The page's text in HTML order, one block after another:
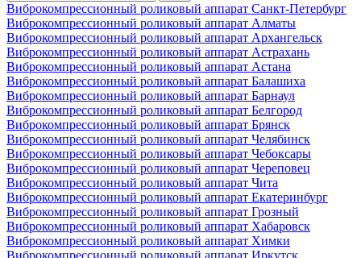
Виброкомпрессионный роликовый аппарат Санкт-Петербург
Виброкомпрессионный роликовый аппарат Алматы
Виброкомпрессионный роликовый аппарат Архангельск
Виброкомпрессионный роликовый аппарат Астрахань
Виброкомпрессионный роликовый аппарат Астана
Виброкомпрессионный роликовый аппарат Балашиха
Виброкомпрессионный роликовый аппарат Барнаул
Виброкомпрессионный роликовый аппарат Белгород
Виброкомпрессионный роликовый аппарат Брянск
Виброкомпрессионный роликовый аппарат Челябинск
Виброкомпрессионный роликовый аппарат Чебоксары
Виброкомпрессионный роликовый аппарат Череповец
Виброкомпрессионный роликовый аппарат Чита
Виброкомпрессионный роликовый аппарат Екатеринбург
Виброкомпрессионный роликовый аппарат Грозный
Виброкомпрессионный роликовый аппарат Хабаровск
Виброкомпрессионный роликовый аппарат Химки
Виброкомпрессионный роликовый аппарат Иркутск